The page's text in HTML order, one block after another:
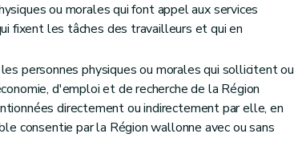
personnel et de communication des données à caractère personnel
ou morales qui font appel aux services
fixent les tâches des travailleurs et qui en
personnes physiques ou morales qui sollicitent ou
d'emploi et de recherche de la Région
directement ou indirectement par elle, en
consentie par la Région wallonne avec ou sans